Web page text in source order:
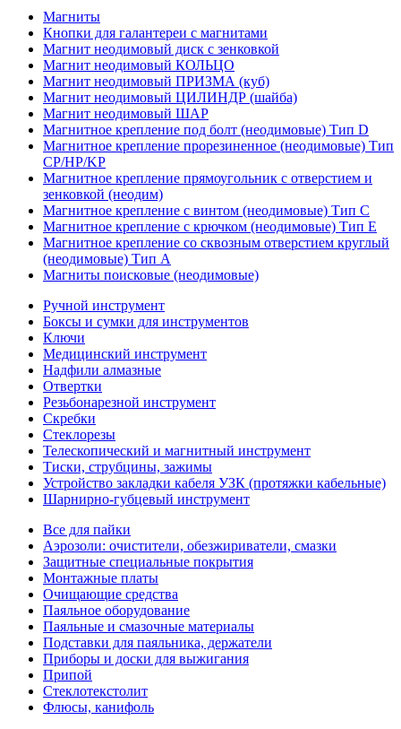
Магниты
Кнопки для галантереи с магнитами
Магнит неодимовый диск с зенковкой
Магнит неодимовый КОЛЬЦО
Магнит неодимовый ПРИЗМА (куб)
Магнит неодимовый ЦИЛИНДР (шайба)
Магнит неодимовый ШАР
Магнитное крепление под болт (неодимовые) Тип D
Магнитное крепление прорезиненное (неодимовые) Тип
CP/HP/KP
Магнитное крепление прямоугольник с отверстием и
зенковкой (неодим)
Магнитное крепление с винтом (неодимовые) Тип С
Магнитное крепление с крючком (неодимовые) Тип Е
Магнитное крепление со сквозным отверстием круглый
(неодимовые) Тип А
Магниты поисковые (неодимовые)
Ручной инструмент
Боксы и сумки для инструментов
Ключи
Медицинский инструмент
Надфили алмазные
Отвертки
Резьбонарезной инструмент
Скребки
Стеклорезы
Телескопический и магнитный инструмент
Тиски, струбцины, зажимы
Устройство закладки кабеля УЗК (протяжки кабельные)
Шарнирно-губцевый инструмент
Все для пайки
Аэрозоли: очистители, обезжириватели, смазки
Защитные специальные покрытия
Монтажные платы
Очищающие средства
Паяльное оборудование
Паяльные и смазочные материалы
Подставки для паяльника, держатели
Приборы и доски для выжигания
Припой
Стеклотекстолит
Флюсы, канифоль